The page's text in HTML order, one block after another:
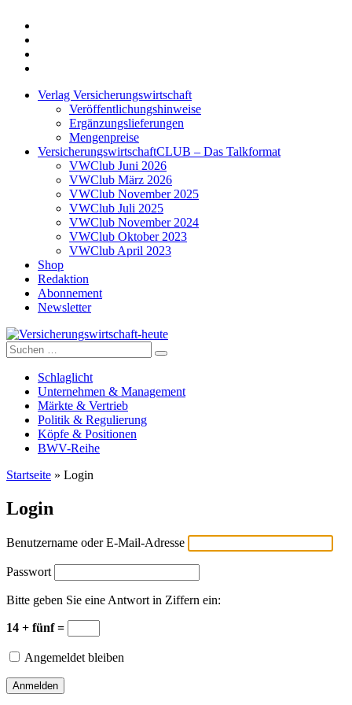
Verlag Versicherungswirtschaft
Veröffentlichungshinweise
Ergänzungslieferungen
Mengenpreise
VersicherungswirtschaftCLUB – Das Talkformat
VWClub Juni 2026
VWClub März 2026
VWClub November 2025
VWClub Juli 2025
VWClub November 2024
VWClub Oktober 2023
VWClub April 2023
Shop
Redaktion
Abonnement
Newsletter
Versicherungswirtschaft-heute
Suche
nach:
Schlaglicht
Unternehmen & Management
Märkte & Vertrieb
Politik & Regulierung
Köpfe & Positionen
BWV-Reihe
Startseite » Login
Login
Benutzername oder E-Mail-Adresse
Passwort
Bitte geben Sie eine Antwort in Ziffern ein:
14 + fünf =
Angemeldet bleiben